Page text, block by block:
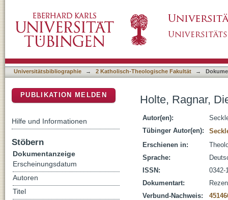
Universitätsbibliographie → 2 Katholisch-Theologische Fakultät →
Holte, Ragnar,
Autor(en):
Tübinger Autor(en):
Erschienen in:
Sprache:
ISSN:
0342-
Dokumentart:
Verbund-Nachweis:
PUBLIKATION MELDEN
Hilfe und Informationen
Stöbern
Dokumentanzeige
Erscheinungsdatum
Autoren
Titel